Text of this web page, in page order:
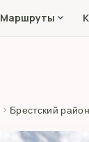
Маршруты expand_more
› Брестский район